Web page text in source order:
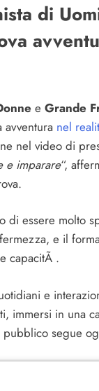
di
e Grande
nel
nel video di
e imparare“,
di essere molto
e il
capacitÃ .
e
immersi in una
segue